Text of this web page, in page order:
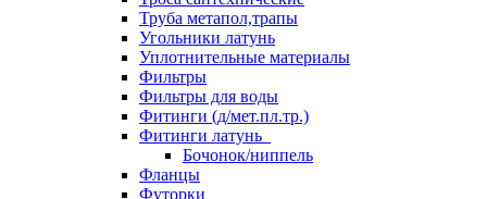
Труба метапол,трапы
Угольники латунь
Уплотнительные материалы
Фильтры
Фильтры для воды
Фитинги (д/мет.пл.тр.)
Фитинги латунь
Бочонок/ниппель
Фланцы
Футорки